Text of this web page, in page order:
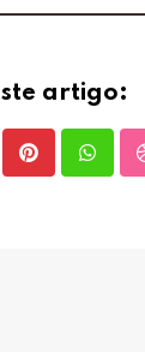
artigo:
Pinterest